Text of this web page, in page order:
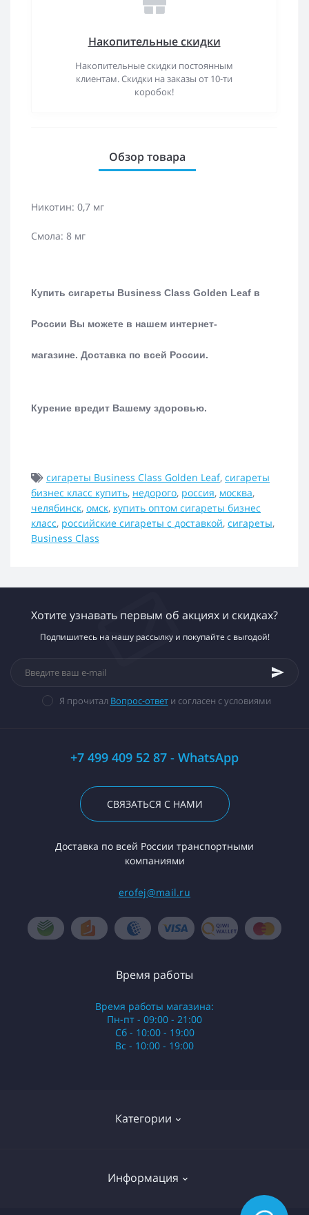
Накопительные скидки
Накопительные скидки постоянным
клиентам. Скидки на заказы от 10-ти
коробок!
Обзор товара
Никотин: 0,7 мг
Смола: 8 мг
Купить сигареты Business Class Golden Leaf в
России Вы можете в нашем интернет-
магазине. Доставка по всей России.
Курение вредит Вашему здоровью.
сигареты Business Class Golden Leaf, сигареты
бизнес класс купить, недорого, россия, москва,
челябинск, омск, купить оптом сигареты бизнес
класс, российские сигареты с доставкой, сигареты,
Business Class
Хотите узнавать первым об акциях и скидках?
Подпишитесь на нашу рассылку и покупайте с выгодой!
Я прочитал Вопрос-ответи согласен с условиями
+7 499 409 52 87 - WhatsApp
СВЯЗАТЬСЯ С НАМИ
Доставка по всей России транспортными
компаниями
erofej@mail.ru
Категории
Информация
Время работы
Время работы магазина:
Пн-пт - 09:00 - 21:00
Сб - 10:00 - 19:00
Вс - 10:00 - 19:00